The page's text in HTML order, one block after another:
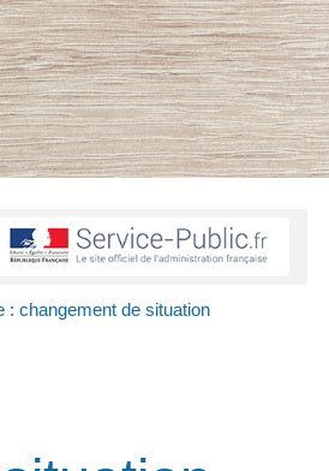
: changement de situation